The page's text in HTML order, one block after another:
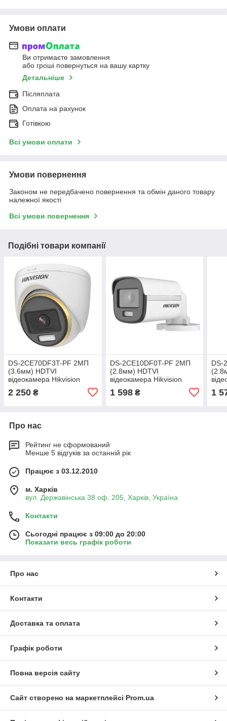
Умови оплати
Ви отримаєте замовлення
або гроші повернуться на вашу картку
Детальніше
Післяплата
Оплата на рахунок
Готівкою
Всі умови оплати
Умови повернення
Законом не передбачено повернення та обмін даного товару
належної якості
Всі умови повернення
Подібні товари компанії
DS-2CE70DF3T-PF 2МП
(3.6мм) HDTVI
відеокамера Hikvision
2 250 ₴
DS-2CE10DF0T-PF 2МП
(2.8мм) HDTVI
відеокамера Hikvision
1 598₴
DS-
1
Про нас
Рейтинг не сформований
Менше 5 відгуків за останній рік
Працює з 03.12.2010
м. Харків
вул. Державінська 38 оф. 205, Харків, Україна
Контакти
Сьогодні працює з 09:00 до 20:00
Показати весь графік роботи
Про нас
Контакти
Доставка та оплата
Графік роботи
Повна версія сайту
Сайт створено на маркетплейсі Prom.ua